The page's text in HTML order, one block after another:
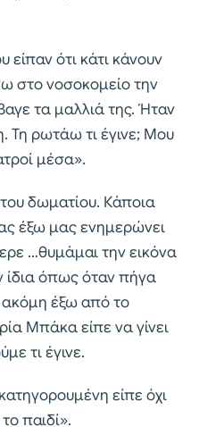
ότι κάτι κάνουν
στο νοσοκομείο την
τα μαλλιά της. Ήταν
Τη ρωτάω τι έγινε; Μου
μέσα».
δωματίου. Κάποια
έξω μας ενημερώνει
…θυμάμαι την εικόνα
ίδια όπως όταν πήγα
ακόμη έξω από το
Μπάκα είπε να γίνει
τι έγινε.
είπε όχι
παιδί».